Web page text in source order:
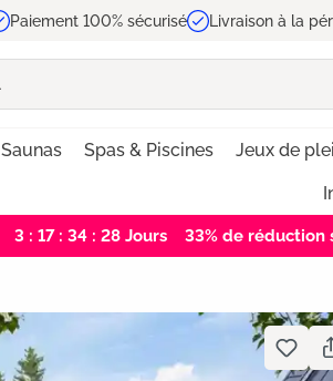
Paiement 100% sécurisé Livraison à la
Saunas Spas & Piscines Jeux de
3 : 17 : 34 : 27Jours 33% de réduction